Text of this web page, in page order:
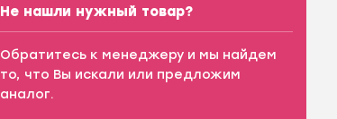
Не нашли нужный товар?
Обратитесь к менеджеру и мы найдем
то, что Вы искали или предложим
аналог.